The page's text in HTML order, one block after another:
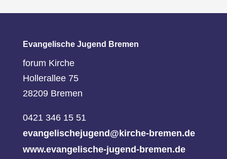
Evangelische Jugend Bremen
forum Kirche
Hollerallee 75
28209 Bremen
0421 346 15 51
evangelischejugend@kirche-bremen.de
www.evangelische-jugend-bremen.de